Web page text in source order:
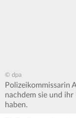
© dpa
Polizeikommissarin
nachdem sie und
haben.